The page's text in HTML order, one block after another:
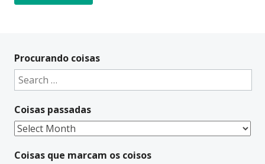
t
e
a
t
i
v
Procurando coisas
Search
for:
Coisas passadas
Coisas
Coisas que marcam os coisos